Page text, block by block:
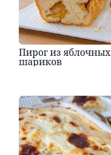
Пирог из яблочных
шариков